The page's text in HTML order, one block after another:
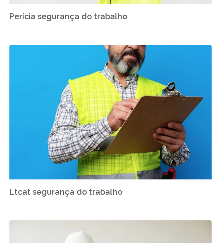
Perícia segurança do trabalho
Ltcat segurança do trabalho